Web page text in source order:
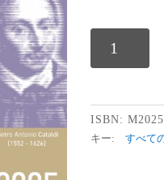
ISBN:
キー: すべて